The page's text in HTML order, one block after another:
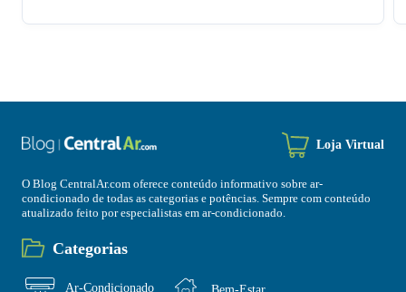
Loja Virtual
O Blog CentralAr.com oferece conteúdo informativo sobre ar-
condicionado de todas as categorias e potências. Sempre com conteúdo
atualizado feito por especialistas em ar-condicionado.
Categorias
Ar-Condicionado